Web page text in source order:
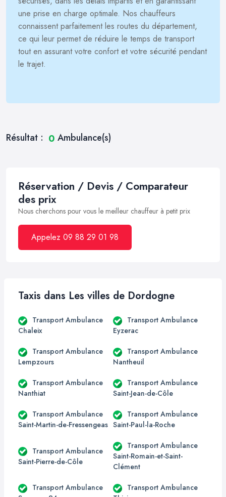
une prise en charge optimale. Nos chauffeurs
connaissent parfaitement les routes du département,
ce qui leur permet de réduire le temps de transport
tout en assurant votre confort et votre sécurité pendant
le trajet.
Résultat : 0 Ambulance(s)
Réservation / Devis / Comparateur
des prix
Nous cherchons pour vous le meilleur chauffeur à petit prix
Appelez 09 88 29 01 98
Taxis dans Les villes de Dordogne
Transport Ambulance
Chaleix
Transport Ambulance
Eyzerac
Transport Ambulance
Lempzours
Transport Ambulance
Nantheuil
Transport Ambulance
Nanthiat
Transport Ambulance
Saint-Jean-de-Côle
Transport Ambulance
Saint-Martin-de-Fressengeas
Transport Ambulance
Saint-Paul-la-Roche
Transport Ambulance
Saint-Pierre-de-Côle
Transport Ambulance
Saint-Romain-et-Saint-
Clément
Transport Ambulance
Transport Ambulance